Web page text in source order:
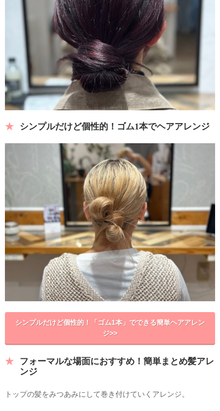
シンプルだけど個性的！ゴム1本でヘアアレンジ
シンプルだけど個性的！「ゴム1本」でできる簡単ヘアアレン
ジ>>
フォーマルな場面におすすめ！簡単まとめ髪アレ
ンジ
トップの髪をみつあみにして巻き付けていくアレンジ。